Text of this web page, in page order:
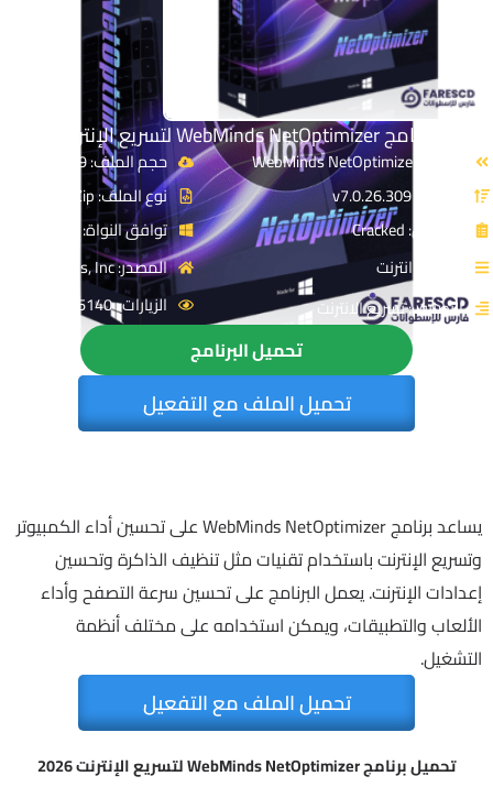
تحميل برنامج WebMinds NetOptimizer لتسريع الإنترنت 2026
الإصدار: v7.0.26.309
الترخيص: Cracked
القسم: انترنت
التصنيف: تسريع الانترنت
حجم الملف: 9 MB
نوع الملف: Zip
توافق النواة: 32 & 64-Bit
المصدر: WebMinds, Inc.
الزيارات : 5140
تحميل البرنامج
تحميل الملف مع التفعيل
يساعد برنامج WebMinds NetOptimizer على تحسين أداء الكمبيوتر
وتسريع الإنترنت باستخدام تقنيات مثل تنظيف الذاكرة وتحسين
إعدادات الإنترنت. يعمل البرنامج على تحسين سرعة التصفح وأداء
الألعاب والتطبيقات، ويمكن استخدامه على مختلف أنظمة
التشغيل.
تحميل الملف مع التفعيل
تحميل برنامج WebMinds NetOptimizer لتسريع الإنترنت 2026